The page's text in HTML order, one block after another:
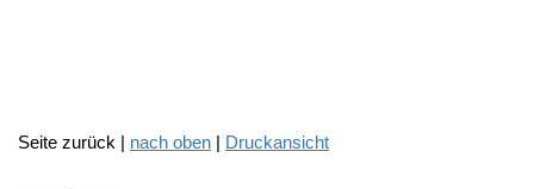
Seite zurück | nach oben | Druckansicht